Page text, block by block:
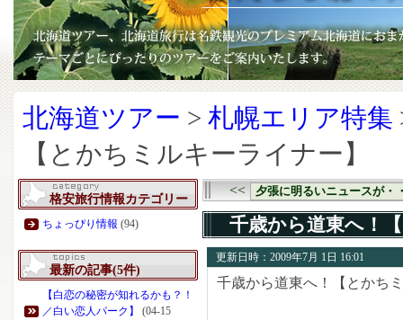
北海道ツアー > 札幌エリア特集
【とかちミルキーライナー】
格安旅行情報カテゴリー
ちょっぴり情報 (94)
最新の記事(5件)
【白恋の秘密が知れるかも？！
／白い恋人パーク】
(04-15
<< 夕張に明るいニュースが・
千歳から道東へ！
更新日時：2009年7月 1日 16:01
千歳から道東へ！【とかち